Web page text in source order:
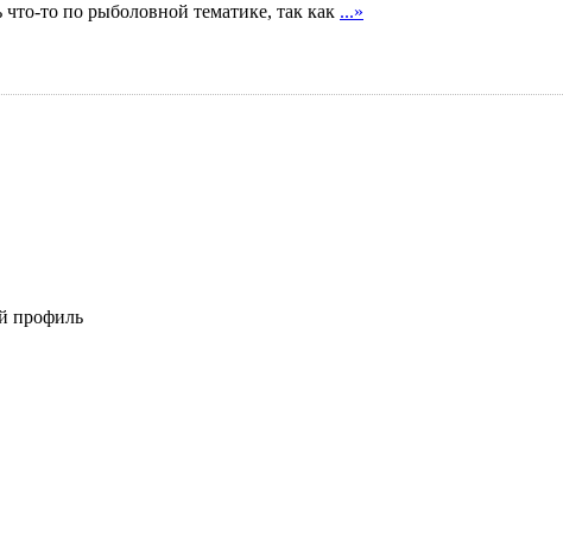
то по рыболовной тематике, так как ...»
профиль